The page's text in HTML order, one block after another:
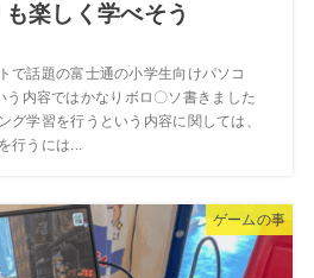
楽しく学べそう
で話題の富士通の小学生向けパソコ
う内容ではかなりボロ〇ソ書きました
グ学習を行うという内容に関しては、
行うには...
ゲームの事